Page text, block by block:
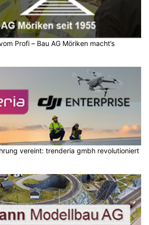
Profi – Bau AG Möriken macht’s
vereint: trenderia gmbh revolutioniert